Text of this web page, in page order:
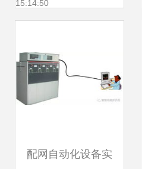
械设备厂
15:14:50
配网自动化设备实